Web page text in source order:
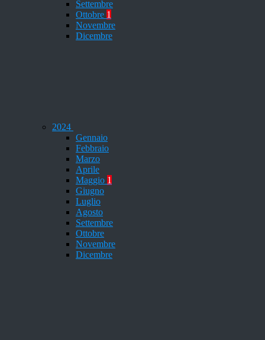
Settembre
Ottobre 1
Novembre
Dicembre
2024
Gennaio
Febbraio
Marzo
Aprile
Maggio 1
Giugno
Luglio
Agosto
Settembre
Ottobre
Novembre
Dicembre